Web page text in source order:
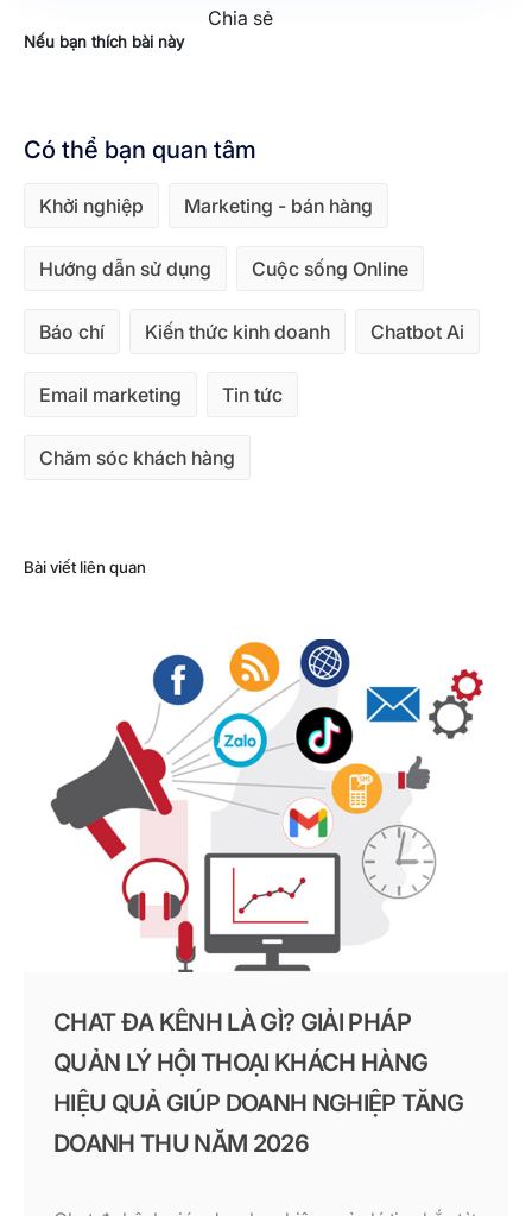
Nếu bạn thích bài này
Chia sẻ
Có thể bạn quan tâm
Khởi nghiệp Marketing - bán hàng
Hướng dẫn sử dụng Cuộc sống Online
Báo chí Kiến thức kinh doanh Chatbot Ai
Email marketing Tin tức
Chăm sóc khách hàng
Bài viết liên quan
CHAT ĐA KÊNH LÀ GÌ? GIẢI PHÁP
QUẢN LÝ HỘI THOẠI KHÁCH HÀNG
HIỆU QUẢ GIÚP DOANH NGHIỆP TĂNG
DOANH THU NĂM 2026